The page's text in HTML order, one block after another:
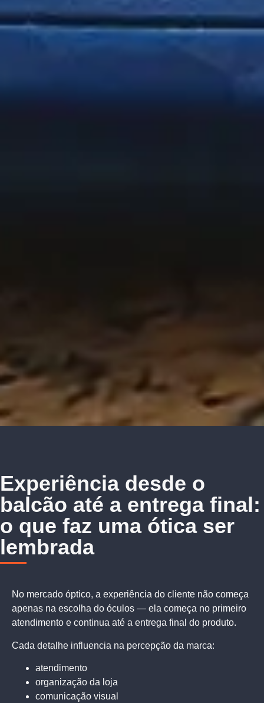
Experiência desde o
balcão até a entrega final:
o que faz uma ótica ser
lembrada
No mercado óptico, a experiência do cliente não começa
apenas na escolha do óculos — ela começa no primeiro
atendimento e continua até a entrega final do produto.
Cada detalhe influencia na percepção da marca:
atendimento
organização da loja
comunicação visual